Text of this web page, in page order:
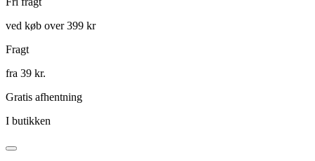
ved køb over 399 kr
Fragt
fra 39 kr.
Gratis afhentning
I butikken